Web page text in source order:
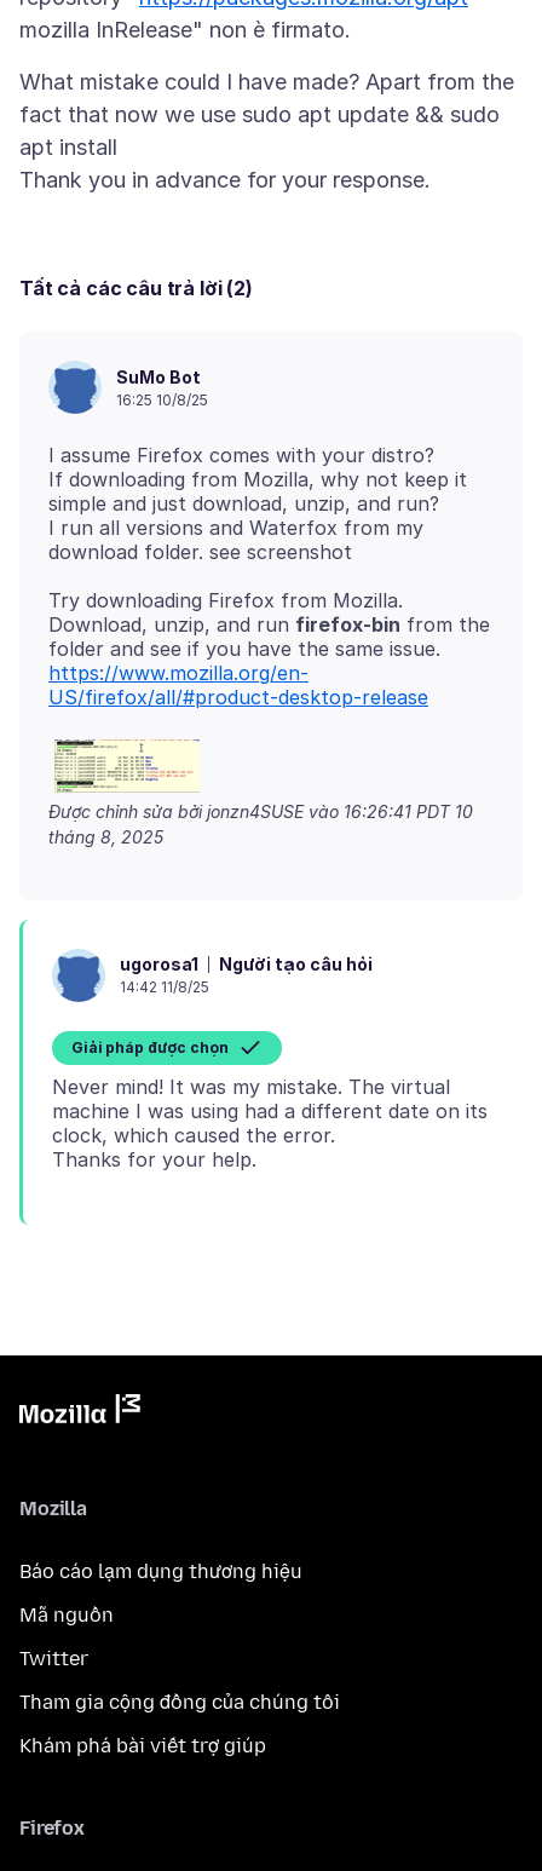
What mistake could I have made? Apart from the
fact that now we use sudo apt update && sudo
apt install
Tất cả các câu trả lời (2)
SuMo Bot
16:25 10/8/25
I assume Firefox comes with your distro?
If downloading from Mozilla, why not keep it
simple and just download, unzip, and run?
I run all versions and Waterfox from my
Try downloading Firefox from Mozilla.
Download, unzip, and run firefox-bin from the
https://www.mozilla.org/en-
US/firefox/all/#product-desktop-release
Được chỉnh sửa bởi jonzn4SUSE vào 16:26:41 PDT 10
tháng 8, 2025
ugorosa1 Người tạo câu hỏi
14:42 11/8/25
Giải pháp được chọn
Never mind! It was my mistake. The virtual
machine I was using had a different date on its
clock, which caused the error.
Mozilla
Báo cáo lạm dụng thương hiệu
Mã nguồn
Twitter
Tham gia cộng đồng của chúng tôi
Khám phá bài viết trợ giúp
Firefox